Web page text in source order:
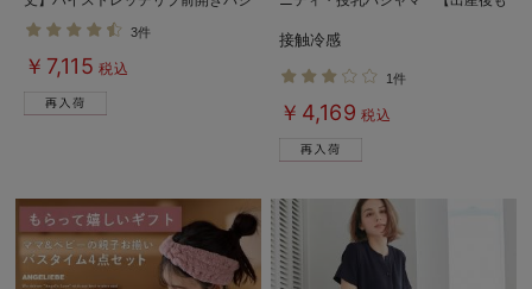
ャマ マタニティ・授乳パジャマ
【出産後も長く使える】
3件
￥7,115 税込
ズマダム）
接触冷感
1件
￥4,169 税込